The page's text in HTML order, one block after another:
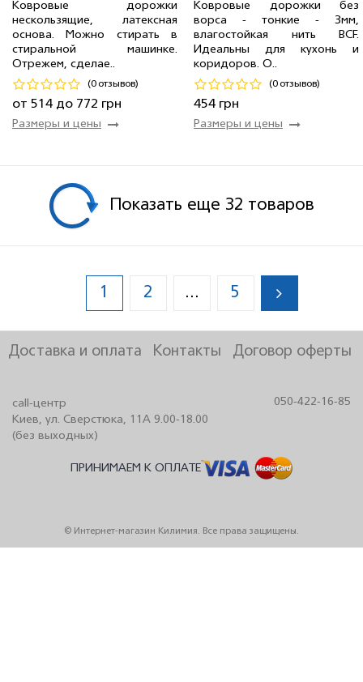
Ковровые дорожки
нескользящие, латексная
основа. Можно стирать в
стиральной машинке.
Отрежем, сделае..
(0 отзывов)
от 514 до 772 грн
Размеры и цены
0.80 м 2 мп
514 грн/мп
1.20 м
26 мп 772 грн/мп
Код 24741
Купить
Ковровые дорожки без
ворса - тонкие - 3мм,
влагостойкая нить BCF.
Идеальны для кухонь и
коридоров. О..
(0 отзывов)
454 грн
Размеры и цены
0.80 м 8 мп 454 грн/мп
Код 24717
Показать еще 32 товаров
1 2 ... 5
call-центр
Киев, ул. Сверстюка, 11А 9.00-18.00
(без выходных)
050-422-16-85
Доставка и оплата Контакты Договор оферты
ПРИНИМАЕМ К ОПЛАТЕ
© Интернет-магазин Килимия. Все права защищены.